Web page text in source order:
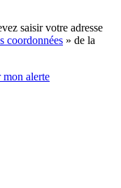
saisir votre adresse
coordonnées » de la
mon alerte